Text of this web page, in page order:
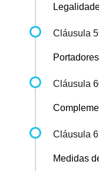
Cláusula
Cláusula
Cláusula
Medidas